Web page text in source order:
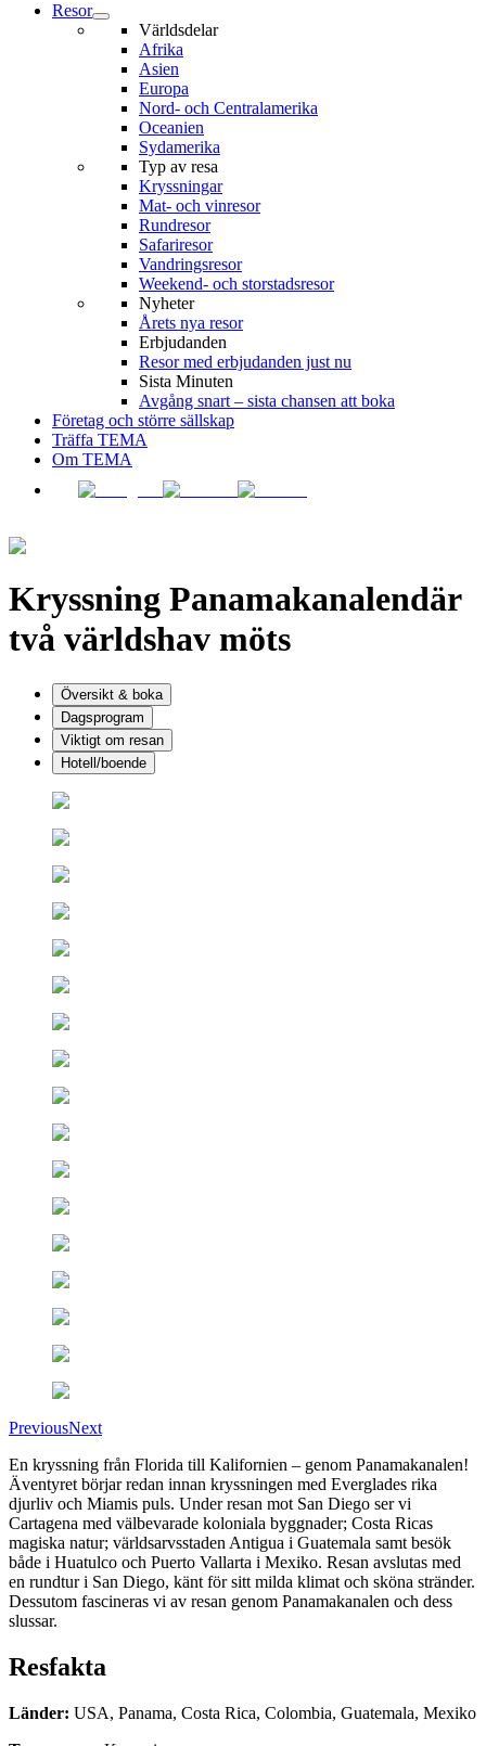
Resor
Världsdelar
Afrika
Asien
Europa
Nord- och Centralamerika
Oceanien
Sydamerika
Typ av resa
Kryssningar
Mat- och vinresor
Rundresor
Safariresor
Vandringsresor
Weekend- och storstadsresor
Nyheter
Årets nya resor
Erbjudanden
Resor med erbjudanden just nu
Sista Minuten
Avgång snart – sista chansen att boka
Företag och större sällskap
Träffa TEMA
Om TEMA
Kryssning Panamakanalendär
två världshav möts
Översikt & boka
Dagsprogram
Viktigt om resan
Hotell/boende
PreviousNext
En kryssning från Florida till Kalifornien – genom Panamakanalen!
Äventyret börjar redan innan kryssningen med Everglades rika
djurliv och Miamis puls. Under resan mot San Diego ser vi
Cartagena med välbevarade koloniala byggnader; Costa Ricas
magiska natur; världsarvsstaden Antigua i Guatemala samt besök
både i Huatulco och Puerto Vallarta i Mexiko. Resan avslutas med
en rundtur i San Diego, känt för sitt milda klimat och sköna stränder.
Dessutom fascineras vi av resan genom Panamakanalen och dess
slussar.
Resfakta
Länder: USA, Panama, Costa Rica, Colombia, Guatemala, Mexiko